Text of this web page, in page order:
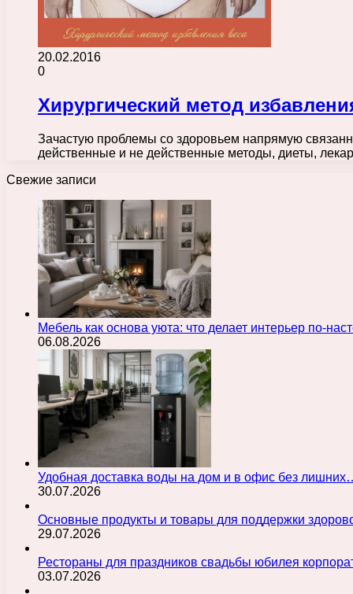
20.02.2016
0
Хирургический метод
Зачастую проблемы со здоровьем напрямую
действенные и не действенные методы, диеты,
Свежие записи
Мебель как основа уюта: что делает интерьер по-
06.08.2026
Удобная доставка воды на дом и в офис без
30.07.2026
Основные продукты и товары для поддержки
29.07.2026
Рестораны для праздников свадьбы юбилея
03.07.2026